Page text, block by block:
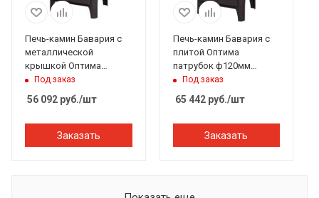
Печь-камин Бавария с
металлической
крышкой Оптима
патрубок ф120мм
ЭкоКамин
Под заказ
56 092 руб./шт
Заказать
Печь-камин Бавария с
плитой Оптима
патрубок ф120мм
ЭкоКамин
Под заказ
65 442руб./шт
Заказать